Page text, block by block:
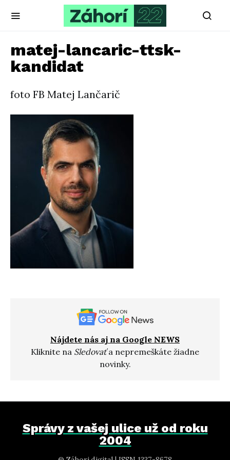
matej-lancaric-ttsk-
kandidat
foto FB Matej Lančarič
Nájdete nás aj na Google NEWS
Kliknite na Sledovaťa nepremeškáte žiadne
novinky.
Správy z vašej ulice už od roku
2004